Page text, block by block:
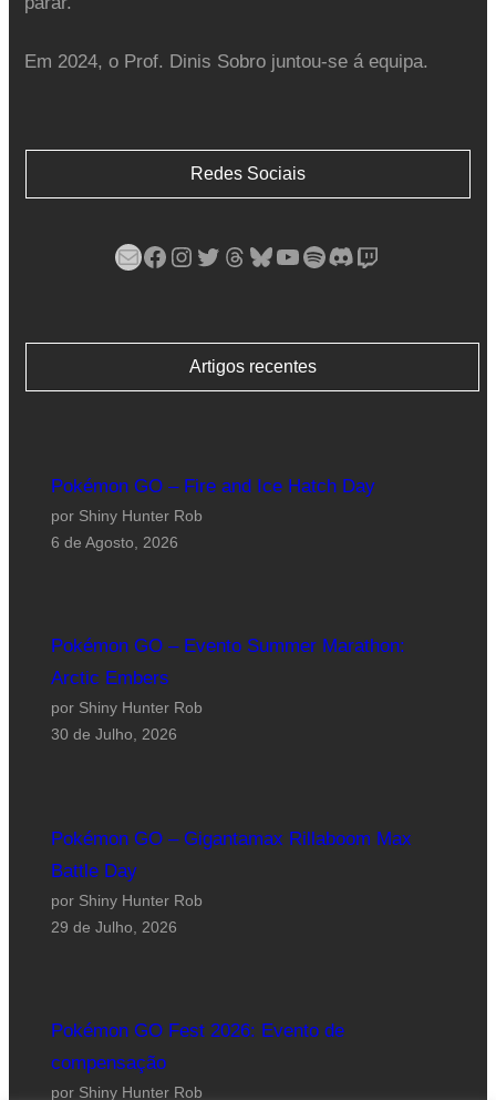
Em 2024, o Prof. Dinis Sobro juntou-se á equipa.
Redes Sociais
Mail Facebook Instagram Twitter Threads Bluesky YouTube Spotify Discord Twitch
Artigos recentes
Pokémon GO – Fire and Ice Hatch Day
por Shiny Hunter Rob
6 de Agosto, 2026
Pokémon GO – Evento Summer Marathon:
Arctic Embers
por Shiny Hunter Rob
30 de Julho, 2026
Pokémon GO – Gigantamax Rillaboom Max
Battle Day
por Shiny Hunter Rob
29 de Julho, 2026
Pokémon GO Fest 2026: Evento de
compensação
por Shiny Hunter Rob